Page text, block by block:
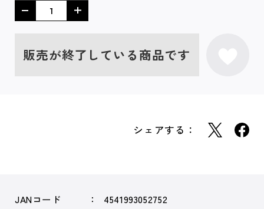
販売が終了している商品です
シェアする：
JANコード
4541993052752